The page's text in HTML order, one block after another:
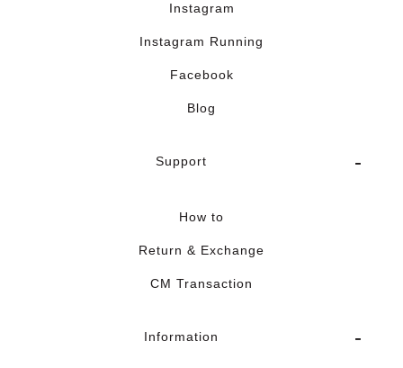
Instagram
Instagram Running
Facebook
Blog
Support
How to
Return & Exchange
CM Transaction
Information